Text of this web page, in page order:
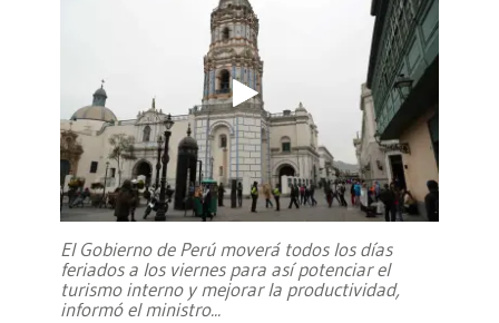
El Gobierno de Perú moverá todos los días
feriados a los viernes para así potenciar el
turismo interno y mejorar la productividad,
informó el ministro...